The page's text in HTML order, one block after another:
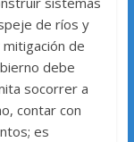
de ríos y
de
debe
socorrer a
contar con
es